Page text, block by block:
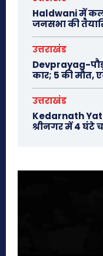
Haldwani में
जनसभा की
उत्तराखंड
Devprayag-
कार; 5 की मौत,
उत्तराखंड
Kedarnath
श्रीनगर में 4 घंटे